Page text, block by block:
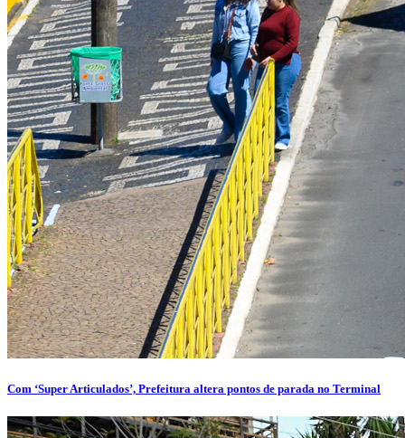
Com ‘Super Articulados’, Prefeitura altera pontos de parada no Terminal